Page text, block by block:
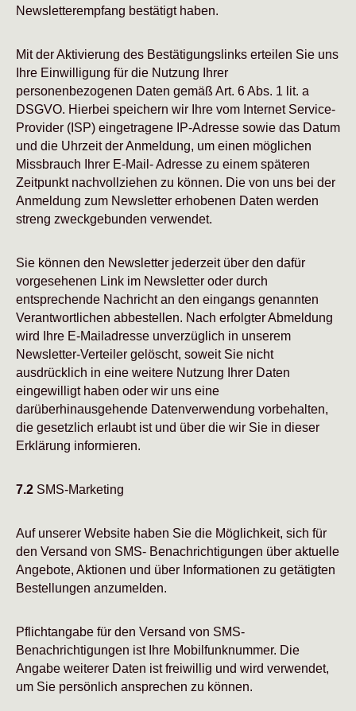
Newsletterempfang bestätigt haben.
Mit der Aktivierung des Bestätigungslinks erteilen Sie uns
Ihre Einwilligung für die Nutzung Ihrer
personenbezogenen Daten gemäß Art. 6 Abs. 1 lit. a
DSGVO. Hierbei speichern wir Ihre vom Internet Service-
Provider (ISP) eingetragene IP-Adresse sowie das Datum
und die Uhrzeit der Anmeldung, um einen möglichen
Missbrauch Ihrer E-Mail- Adresse zu einem späteren
Zeitpunkt nachvollziehen zu können. Die von uns bei der
Anmeldung zum Newsletter erhobenen Daten werden
streng zweckgebunden verwendet.
Sie können den Newsletter jederzeit über den dafür
vorgesehenen Link im Newsletter oder durch
entsprechende Nachricht an den eingangs genannten
Verantwortlichen abbestellen. Nach erfolgter Abmeldung
wird Ihre E-Mailadresse unverzüglich in unserem
Newsletter-Verteiler gelöscht, soweit Sie nicht
ausdrücklich in eine weitere Nutzung Ihrer Daten
eingewilligt haben oder wir uns eine
darüberhinausgehende Datenverwendung vorbehalten,
die gesetzlich erlaubt ist und über die wir Sie in dieser
Erklärung informieren.
7.2 SMS-Marketing
Auf unserer Website haben Sie die Möglichkeit, sich für
den Versand von SMS- Benachrichtigungen über aktuelle
Angebote, Aktionen und über Informationen zu getätigten
Bestellungen anzumelden.
Pflichtangabe für den Versand von SMS-
Benachrichtigungen ist Ihre Mobilfunknummer. Die
Angabe weiterer Daten ist freiwillig und wird verwendet,
um Sie persönlich ansprechen zu können.